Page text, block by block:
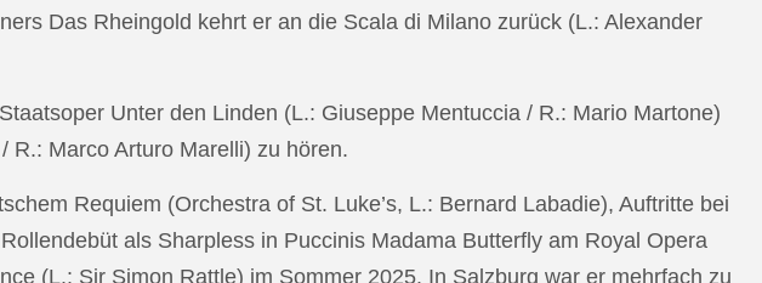
Das Rheingold kehrt er an die Scala di Milano zurück (L.: Alexander
Unter den Linden (L.: Giuseppe Mentuccia / R.: Mario Martone)
R.: Marco Arturo Marelli) zu hören.
Requiem (Orchestra of St. Luke’s, L.: Bernard Labadie), Auftritte bei
als Sharpless in Puccinis Madama Butterfly am Royal Opera
(L.: Sir Simon Rattle) im Sommer 2025. In Salzburg war er mehrfach zu